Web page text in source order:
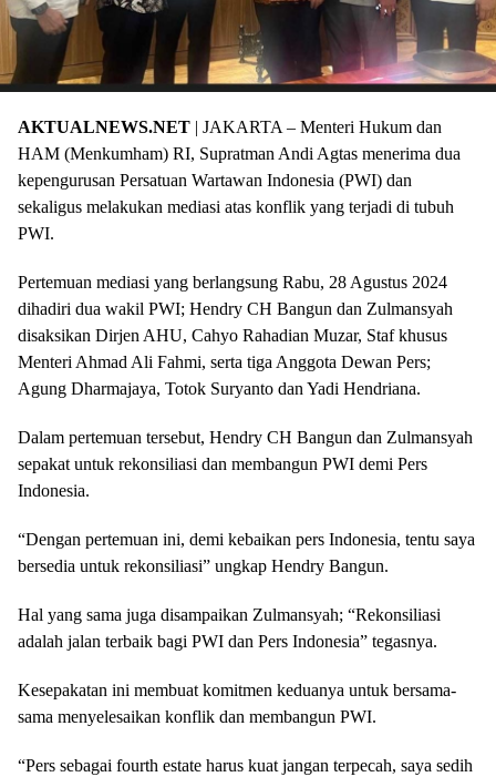
AKTUALNEWS.NET | JAKARTA – Menteri Hukum dan
HAM (Menkumham) RI, Supratman Andi Agtas menerima dua
kepengurusan Persatuan Wartawan Indonesia (PWI) dan
sekaligus melakukan mediasi atas konflik yang terjadi di tubuh
PWI.
Pertemuan mediasi yang berlangsung Rabu, 28 Agustus 2024
dihadiri dua wakil PWI; Hendry CH Bangun dan Zulmansyah
disaksikan Dirjen AHU, Cahyo Rahadian Muzar, Staf khusus
Menteri Ahmad Ali Fahmi, serta tiga Anggota Dewan Pers;
Agung Dharmajaya, Totok Suryanto dan Yadi Hendriana.
Dalam pertemuan tersebut, Hendry CH Bangun dan Zulmansyah
sepakat untuk rekonsiliasi dan membangun PWI demi Pers
Indonesia.
“Dengan pertemuan ini, demi kebaikan pers Indonesia, tentu saya
bersedia untuk rekonsiliasi” ungkap Hendry Bangun.
Hal yang sama juga disampaikan Zulmansyah; “Rekonsiliasi
adalah jalan terbaik bagi PWI dan Pers Indonesia” tegasnya.
Kesepakatan ini membuat komitmen keduanya untuk bersama-
sama menyelesaikan konflik dan membangun PWI.
“Pers sebagai fourth estate harus kuat jangan terpecah, saya sedih